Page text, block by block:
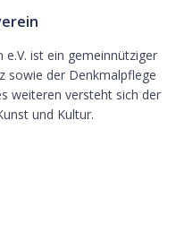
e.V. ist ein gemeinnütziger
sowie der Denkmalpflege
weiteren versteht sich der
und Kultur.